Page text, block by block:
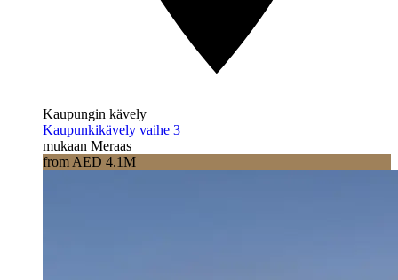
Kaupungin kävely
Kaupunkikävely vaihe 3
mukaan Meraas
from AED 4.1M